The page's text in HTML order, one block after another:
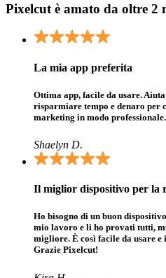
Pixelcut è amato da oltre 2
La mia app preferita
Ottima app, facile da usare.
risparmiare tempo e denaro per
marketing in modo
Shaelyn D.
Il miglior dispositivo per la
Ho bisogno di un buon
mio lavoro e li ho provati tutti,
migliore. È così facile da usare
Grazie Pixelcut!